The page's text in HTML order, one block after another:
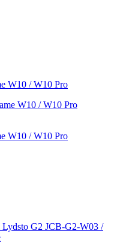
W10 / W10 Pro
W10 / W10 Pro
G2 JCB-G2-W03 /